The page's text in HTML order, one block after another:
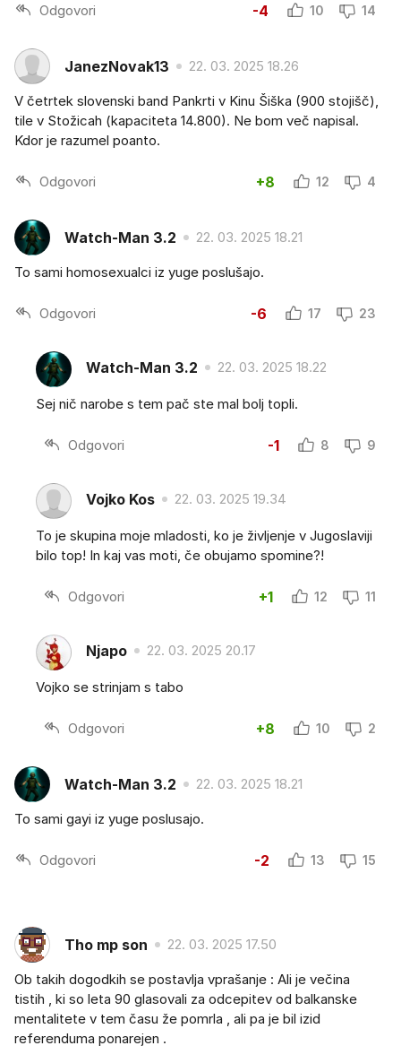
Odgovori -4 10 14
JanezNovak13 22. 03. 2025 18.26
V četrtek slovenski band Pankrti v Kinu Šiška (900 stojišč),
tile v Stožicah (kapaciteta 14.800). Ne bom več napisal.
Kdor je razumel poanto.
Odgovori +8 12 4
Watch-Man 3.2 22. 03. 2025 18.21
To sami homosexualci iz yuge poslušajo.
Odgovori -6 17 23
Watch-Man 3.2 22. 03. 2025 18.22
Sej nič narobe s tem pač ste mal bolj topli.
Odgovori -1 8 9
Vojko Kos 22. 03. 2025 19.34
To je skupina moje mladosti, ko je življenje v Jugoslaviji
bilo top! In kaj vas moti, če obujamo spomine?!
Odgovori +1 12 11
Njapo 22. 03. 2025 20.17
Vojko se strinjam s tabo
Odgovori +8 10 2
Watch-Man 3.2 22. 03. 2025 18.21
To sami gayi iz yuge poslusajo.
Odgovori -2 13 15
Tho mp son 22. 03. 2025 17.50
Ob takih dogodkih se postavlja vprašanje : Ali je večina
tistih , ki so leta 90 glasovali za odcepitev od balkanske
mentalitete v tem času že pomrla , ali pa je bil izid
referenduma ponarejen .